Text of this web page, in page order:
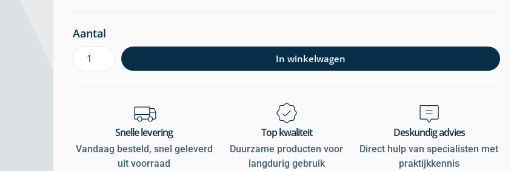
Aantal
In winkelwagen
Snelle levering
Vandaag besteld, snel geleverd
uit voorraad
Top kwaliteit
Duurzame producten voor
langdurig gebruik
Deskundig advies
Direct hulp van specialisten met
praktijkkennis